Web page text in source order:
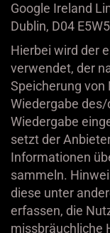
Google Ireland
Dublin, D04
Hierbei wird der
verwendet, der
Speicherung
Wiedergabe des/
Wiedergabe
setzt der
Informationen
sammeln.
diese unter
erfassen, die
missbräuchliche